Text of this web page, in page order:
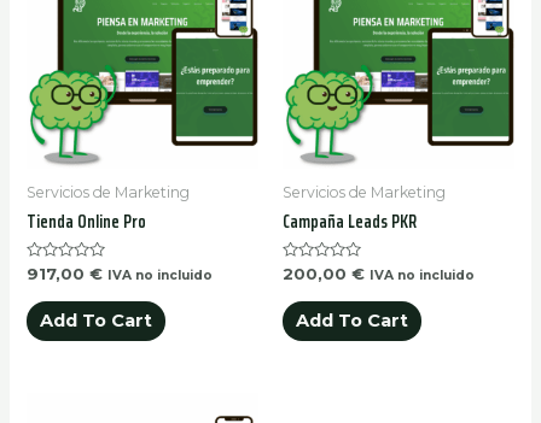
Servicios de Marketing
Tienda Online Pro
Rated
out
of
5
917,00€ IVA no incluido
Add To Cart
Servicios de Marketing
Campaña Leads PKR
Rated
out
of
5
200,00 € IVA no incluido
Add To Cart